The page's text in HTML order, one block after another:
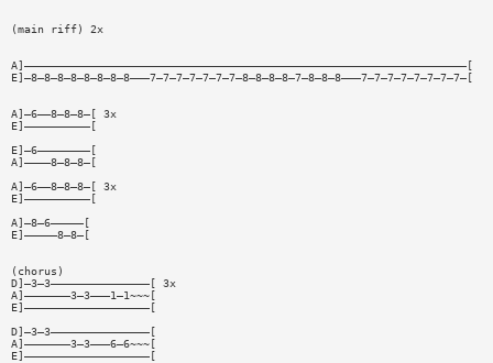
(main riff) 2x
A]———————————————————————————————————————————————————————————————————[
E]—8—8—8—8—8—8—8—8———7—7—7—7—7—7—7—8—8—8—8—7—8—8—8———7—7—7—7—7—7—7—7—[
A]—6——8—8—8—[ 3x
E]——————————[
E]—6————————[
A]————8—8—8—[
A]—6——8—8—8—[ 3x
E]——————————[
A]—8—6—————[
E]—————8—8—[
(chorus)
D]—3—3———————————————[ 3x
A]———————3—3———1—1~~~[
E]———————————————————[
D]—3—3———————————————[
A]———————3—3———6—6~~~[
E]———————————————————[